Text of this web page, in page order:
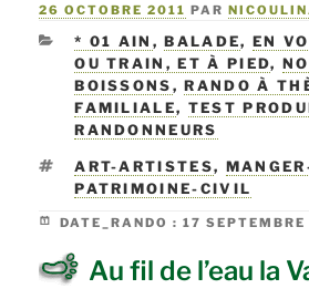
PUBLIÉ
26 OCTOBRE 2011 PAR
CATÉGORIES
* 01 AIN ,BALADE,EN
OU TRAIN, ET À PIED,
BOISSONS ,RANDO À
FAMILIALE, TEST
RANDONNEURS
ÉTIQUETTES
ART-ARTISTES,
PATRIMOINE-CIVIL
DATE_RANDO :17
Au fil de l’eau la